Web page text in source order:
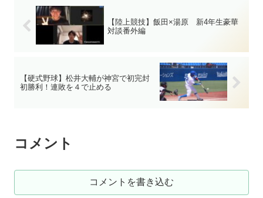
【陸上競技】飯田×湯原 新4年生豪華
対談番外編
【硬式野球】松井大輔が神宮で初完封
初勝利！連敗を４で止める
コメント
コメントを書き込む